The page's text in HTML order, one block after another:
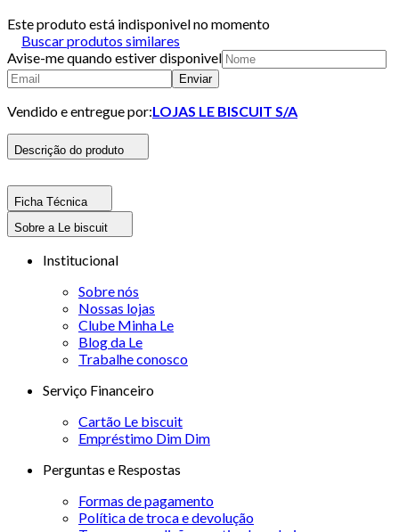
Este produto está indisponivel no momento
Buscar produtos similares
Avise-me quando estiver disponivel
Enviar
Vendido e entregue por:LOJAS LE BISCUIT S/A
Descrição do produto
Ficha Técnica
Sobre a Le biscuit
Institucional
Sobre nós
Nossas lojas
Clube Minha Le
Blog da Le
Trabalhe conosco
Serviço Financeiro
Cartão Le biscuit
Empréstimo Dim Dim
Perguntas e Respostas
Formas de pagamento
Política de troca e devolução